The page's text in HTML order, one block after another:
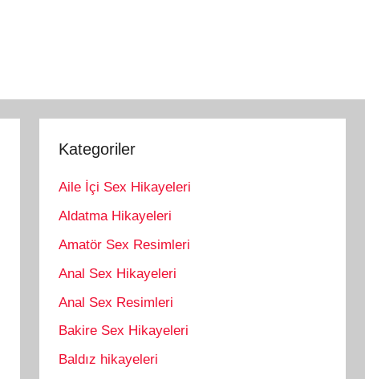
Kategoriler
Aile İçi Sex Hikayeleri
Aldatma Hikayeleri
Amatör Sex Resimleri
Anal Sex Hikayeleri
Anal Sex Resimleri
Bakire Sex Hikayeleri
Baldız hikayeleri